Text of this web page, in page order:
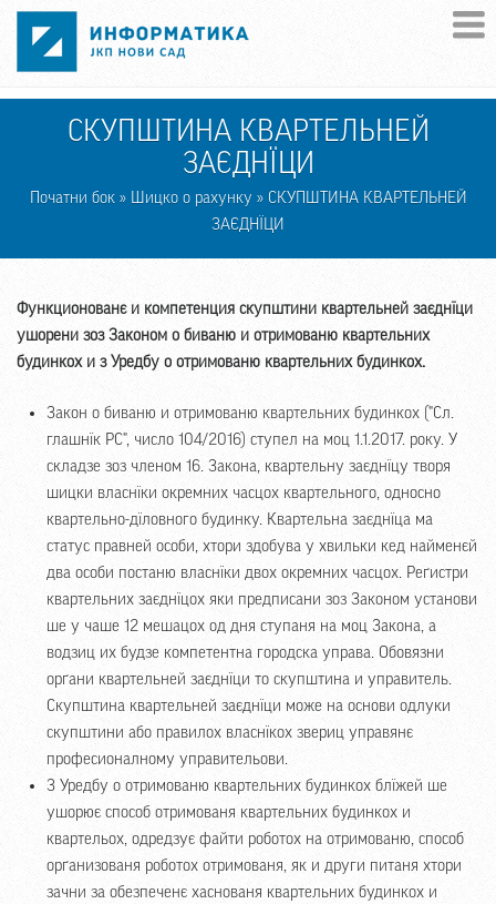
Skip to main content
СКУПШТИНА КВАРТЕЛЬНЕЙ
ЗАЄДНЇЦИ
Початни бок» Шицко о рахунку » СКУПШТИНА КВАРТЕЛЬНЕЙ
ЗАЄДНЇЦИ
Функционованє и компетенция скупштини квартельней заєднїци
ушорени зоз Законом о биваню и отримованю квартельних
будинкох и з Уредбу о отримованю квартельних будинкох.
Закон о биваню и отримованю квартельних будинкох ("Сл.
глашнїк РС", число 104/2016) ступел на моц 1.1.2017. року. У
складзе зоз членом 16. Закона, квартельну заєднїцу творя
шицки власнїки окремних часцох квартельного, односно
квартельно-дїловного будинку. Квартельна заєднїца ма
статус правней особи, хтори здобува у хвильки кед найменєй
два особи постаню власнїки двох окремних часцох. Реґистри
квартельних заєднїцох яки предписани зоз Законом установи
ше у чаше 12 мешацох од дня ступаня на моц Закона, а
водзиц их будзе компетентна городска управа. Обовязни
орґани квартельней заєднїци то скупштина и управитель.
Скупштина квартельней заєднїци може на основи одлуки
скупштини або правилох власнїкох звериц управянє
професионалному управительови.
З Уредбу о отримованю квартельних будинкох блїжей ше
ушорює способ отримованя квартельних будинкох и
квартельох, одредзує файти роботох на отримованю, способ
орґанизованя роботох отримованя, як и други питаня хтори
зачни за обезпеченє хаснованя квартельних будинкох и